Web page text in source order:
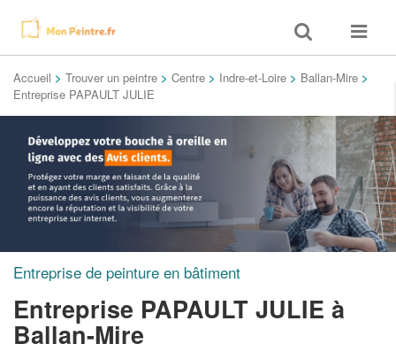
Toggle
search
Toggle
Accueil > Trouver un peintre > Centre > Indre-et-Loire > Ballan-Mire >
Entreprise PAPAULT JULIE
Entreprise de peinture en bâtiment
Entreprise PAPAULT JULIE à
Ballan-Mire